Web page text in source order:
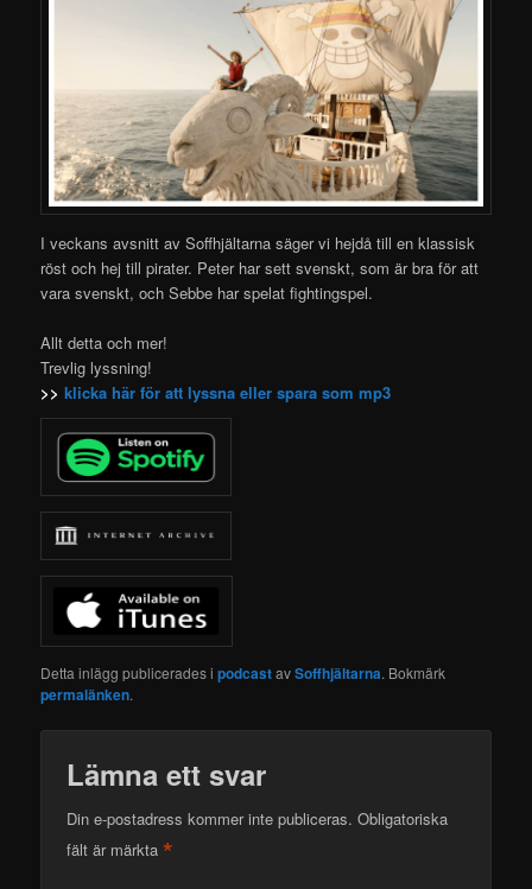
I veckans avsnitt av Soffhjältarna säger vi hejdå till en klassisk
röst och hej till pirater. Peter har sett svenskt, som är bra för att
vara svenskt, och Sebbe har spelat fightingspel.
Allt detta och mer!
Trevlig lyssning!
>>klicka här för att lyssna eller spara som mp3
Detta inlägg publicerades ipodcastavSoffhjältarna. Bokmärk
permalänken.
Lämna ett svar
Din e-postadress kommer inte publiceras. Obligatoriska
fält är märkta*